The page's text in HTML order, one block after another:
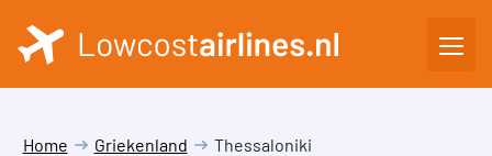
Home Griekenland Thessaloniki